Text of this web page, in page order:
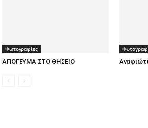
Φωτογραφίες
ΑΠΟΓΕΥΜΑ ΣΤΟ ΘΗΣΕΙΟ